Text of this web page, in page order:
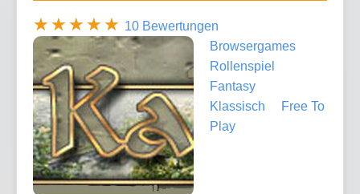
10 Bewertungen
Browsergames
Rollenspiel
Fantasy
Klassisch
Free To
Play